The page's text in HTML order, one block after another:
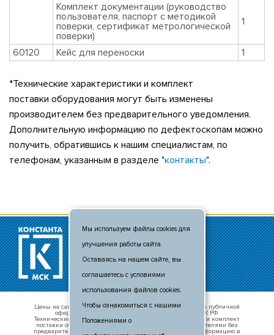
Комплект документации (руководство
пользователя, паспорт с методикой
поверки, сертификат метрологической
поверки)
1
60120 Кейс для переноски 1
*Технические характеристики и комплект
поставки оборудования могут быть изменены
производителем без предварительного уведомления.
Дополнительную информацию по дефектоскопам можно
получить, обратившись к нашим специалистам, по
телефонам, указанным в разделе "контакты".
© 2011 - 2026
+7 (495) 481-80-88
info@c-msk.ru
Карта сайта
Цены на сайте носят справочный характер и не являются публичной
офертой, определяемой положениями п. 2 ст. 437 ГК РФ.
Технические характеристики оборудования, внешний вид и комплект
поставки оборудования могут быть изменены производителями без
предварительного уведомления. Уточняте актуальную информацию в
Мы используем файлы cookies для
улучшения работы сайта.
Оставаясь на нашем сайте, вы
соглашаетесь с условиями
использования файлов cookies.
Чтобы ознакомиться с нашими
Положениями о